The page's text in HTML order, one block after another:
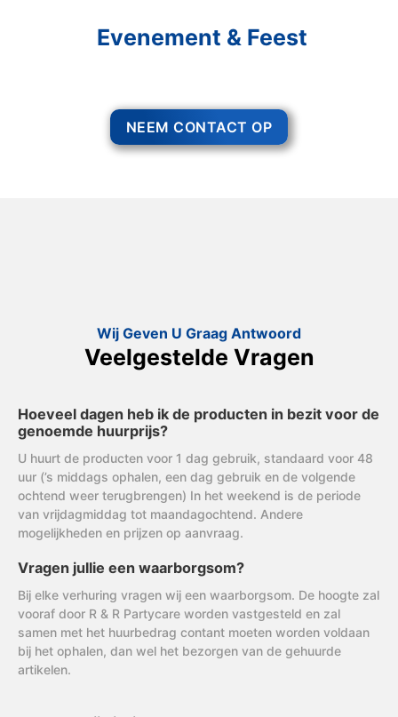
Evenement & Feest
NEEM CONTACT OP
Wij Geven U Graag Antwoord
Veelgestelde Vragen
Hoeveel dagen heb ik de producten in bezit voor de
genoemde huurprijs?
U huurt de producten voor 1 dag gebruik, standaard voor 48
uur (’s middags ophalen, een dag gebruik en de volgende
ochtend weer terugbrengen) In het weekend is de periode
van vrijdagmiddag tot maandagochtend. Andere
mogelijkheden en prijzen op aanvraag.
Vragen jullie een waarborgsom?
Bij elke verhuring vragen wij een waarborgsom. De hoogte zal
vooraf door R & R Partycare worden vastgesteld en zal
samen met het huurbedrag contant moeten worden voldaan
bij het ophalen, dan wel het bezorgen van de gehuurde
artikelen.